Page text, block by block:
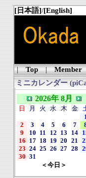
[日本語]/[English]
|Top|Member
ミニカレンダー
2026年 8月
日 月 火 水 木 金
2
3 4 5 6 7
9
10 11 12 13 14
16 17 18 19 20 21
23 24 25 26 27 28
30 31
＜今日＞